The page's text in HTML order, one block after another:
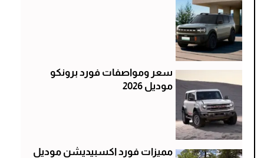
سعر ومواصفات فورد برونكو
موديل 2026
مميزات فورد اكسبيديشن موديل